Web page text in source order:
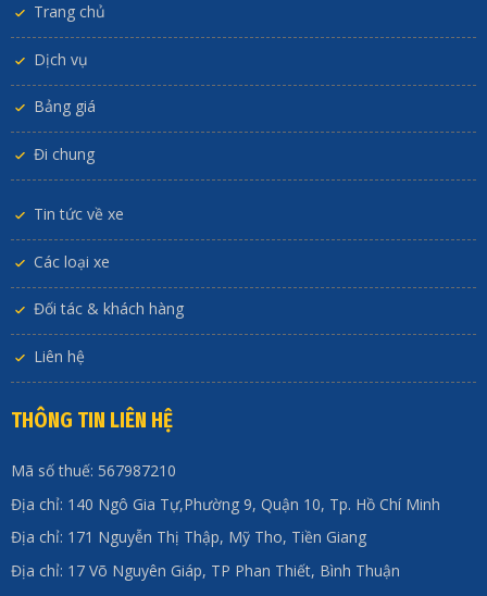
Trang chủ
Dịch vụ
Bảng giá
Đi chung
Tin tức về xe
Các loại xe
Đối tác & khách hàng
Liên hệ
THÔNG TIN LIÊN HỆ
Mã số thuế: 567987210
Địa chỉ: 140 Ngô Gia Tự,Phường 9, Quận 10, Tp. Hồ Chí Minh
Địa chỉ: 171 Nguyễn Thị Thập, Mỹ Tho, Tiền Giang
Địa chỉ: 17 Võ Nguyên Giáp, TP Phan Thiết, Bình Thuận